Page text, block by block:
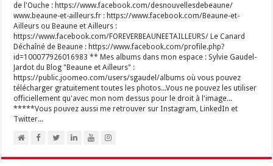
de l'Ouche : https://www.facebook.com/desnouvellesdebeaune/
www.beaune-et-ailleurs.fr : https://www.facebook.com/Beaune-et-
Ailleurs ou Beaune et Ailleurs :
https://www.facebook.com/FOREVERBEAUNEETAILLEURS/ Le Canard
Déchaîné de Beaune : https://www.facebook.com/profile.php?
id=100077926016983 ** Mes albums dans mon espace : Sylvie Gaudel-
Jardot du Blog "Beaune et Ailleurs" :
https://public.joomeo.com/users/sgaudel/albums où vous pouvez
télécharger gratuitement toutes les photos...Vous ne pouvez les utiliser
officiellement qu'avec mon nom dessus pour le droit à l'image...
*****Vous pouvez aussi me retrouver sur Instagram, LinkedIn et
Twitter...